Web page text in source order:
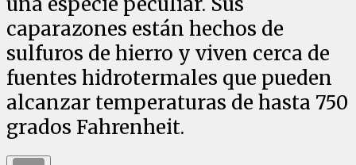
caparazones están hechos de
sulfuros de hierro y viven cerca de
fuentes hidrotermales que pueden
alcanzar temperaturas de hasta 750
grados Fahrenheit.